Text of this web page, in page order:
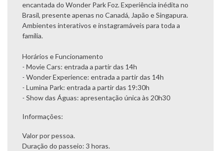
encantada do Wonder Park Foz. Experiência inédita no
Brasil, presente apenas no Canadá, Japão e Singapura.
Ambientes interativos e instagramáveis para toda a
família.
Horários e Funcionamento
- Movie Cars: entrada a partir das 14h
- Wonder Experience: entrada a partir das 14h
- Lumina Park: entrada a partir das 19:30h
- Show das Águas: apresentação única às 20h30
Informações:
Valor por pessoa.
Duração do passeio: 3 horas.